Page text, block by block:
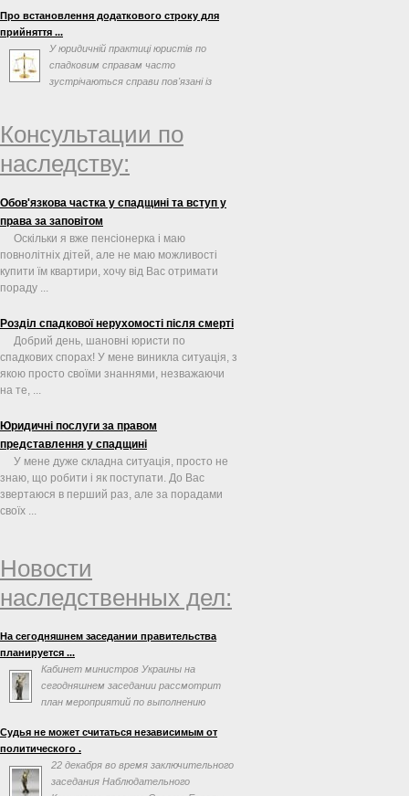
Про встановлення додаткового строку для
прийняття ...
У юридичній практиці юристів по
спадковим справам часто
зустрічаються справи пов'язані із
Консультации по
наследству:
Обов'язкова частка у спадщині та вступ у
права за заповітом
Оскільки я вже пенсіонерка і маю
повнолітніх дітей, але не маю можливості
купити їм квартири, хочу від Вас отримати
пораду ...
Розділ спадкової нерухомості після смерті
Добрий день, шановні юристи по
спадкових спорах! У мене виникла ситуація, з
якою просто своїми знаннями, незважаючи
на те, ...
Юридичні послуги за правом
представлення у спадщині
У мене дуже складна ситуація, просто не
знаю, що робити і як поступати. До Вас
звертаюся в перший раз, але за порадами
своїх ...
Новости
наследственных дел:
На сегодняшнем заседании правительства
планируется ...
Кабинет министров Украины на
сегодняшнем заседании рассмотрит
план мероприятий по выполнению
Евросоюзом. Об этом говорится в повестке дня
заседания на сайте правительства.
Судья не может считаться независимым от
политического .
22 декабря во время заключительного
заседания Наблюдательного